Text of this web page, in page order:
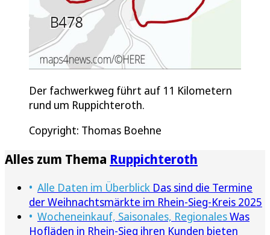
Der fachwerkweg führt auf 11 Kilometern
rund um Ruppichteroth.
Copyright: Thomas Boehne
Alles zum Thema Ruppichteroth
Alle Daten im Überblick Das sind die Termine
der Weihnachtsmärkte im Rhein-Sieg-Kreis 2025
Wocheneinkauf, Saisonales, RegionalesWas
Hofläden in Rhein-Sieg ihren Kunden bieten